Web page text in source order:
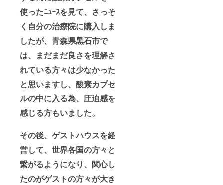
使ったﾆｭｰｽを見て、さっそ
く自分の治療院に購入しま
したが、青森県黒石市で
は、まだまだ良さを理解さ
れている方々は少なかった
と思いますし、酸素カプセ
ルの中に入る為、圧迫感を
感じる方もいました。
その後、ゲストハウスを経
営して、世界各国の方々と
繋がるようになり、関心し
たのがゲストの方々が大き